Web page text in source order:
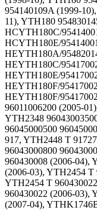
954140109A (1999-
11), YTH180
HCYTH180C/
HCYTH180E/
HEYTH180A/
HEYTH180C/
HEYTH180E/
HEYTH180F/
HEYTH180F/
96011006200 (2005-
YTH2348
96045000500
917, YTH2448 T
96043000800
960430008 (2006-04),
(2006-03), YTH2454 T
YTH2454 T
960430022 (2006-03),
(2007-04),